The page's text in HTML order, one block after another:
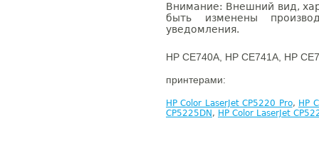
Внимание: Внешний вид,
быть изменены
уведомления.
HP CE740A, HP CE741A, HP
принтерами:
HP Color LaserJet CP5220 Pro, HP
CP5225DN , HP Color LaserJet